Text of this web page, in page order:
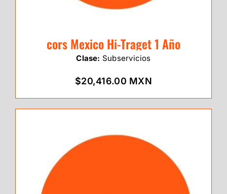
cors Mexico Hi-Traget 1 Año
Clase: Subservicios
$20,416.00 MXN